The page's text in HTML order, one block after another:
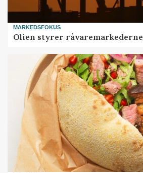
MARKEDSFOKUS
Olien styrer råvaremarkederne